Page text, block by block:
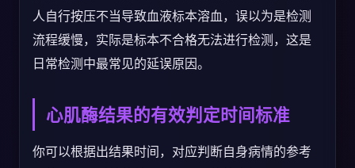
人自行按压不当导致血液标本溶血，误以为是检测
流程缓慢，实际是标本不合格无法进行检测，这是
日常检测中最常见的延误原因。
心肌酶结果的有效判定时间标准
你可以根据出结果时间，对应判断自身病情的参考